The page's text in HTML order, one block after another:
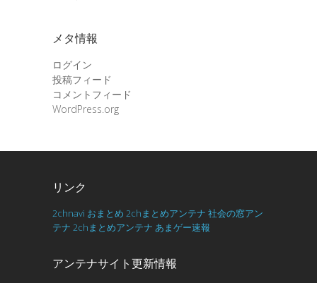
メタ情報
ログイン
投稿フィード
コメントフィード
WordPress.org
リンク
2chnavi おまとめ 2chまとめアンテナ 社会の窓アン
テナ 2chまとめアンテナ あまゲー速報
アンテナサイト更新情報